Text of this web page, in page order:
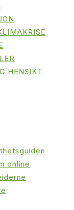
HENSIKT
online